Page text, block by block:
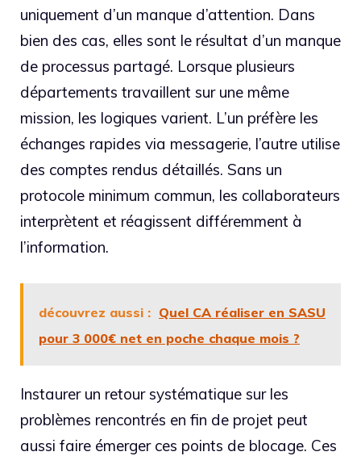
uniquement d’un manque d’attention. Dans
bien des cas, elles sont le résultat d’un manque
de processus partagé. Lorsque plusieurs
départements travaillent sur une même
mission, les logiques varient. L’un préfère les
échanges rapides via messagerie, l’autre utilise
des comptes rendus détaillés. Sans un
protocole minimum commun, les collaborateurs
interprètent et réagissent différemment à
l’information.
découvrez aussi : Quel CA réaliser en SASU
pour 3 000€ net en poche chaque mois ?
Instaurer un retour systématique sur les
problèmes rencontrés en fin de projet peut
aussi faire émerger ces points de blocage. Ces